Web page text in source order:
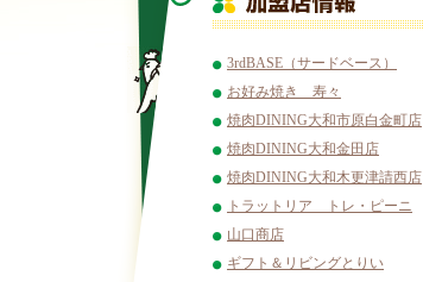
3rdBASE（サードベース）
お好み焼き 寿々
焼肉DINING大和市原白金町店
焼肉DINING大和金田店
焼肉DINING大和木更津請西店
トラットリア トレ・ピーニ
山口商店
ギフト＆リビングとりい